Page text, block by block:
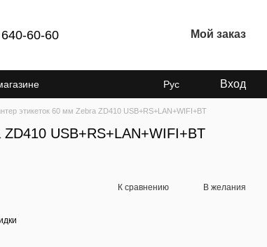
60-60 Мой заказ
Рус Вход
этикеток 60 мм Zebra ZD410 USB+RS+LAN+WIFI+BT
USB+RS+LAN+WIFI+BT
К сравнению В желания